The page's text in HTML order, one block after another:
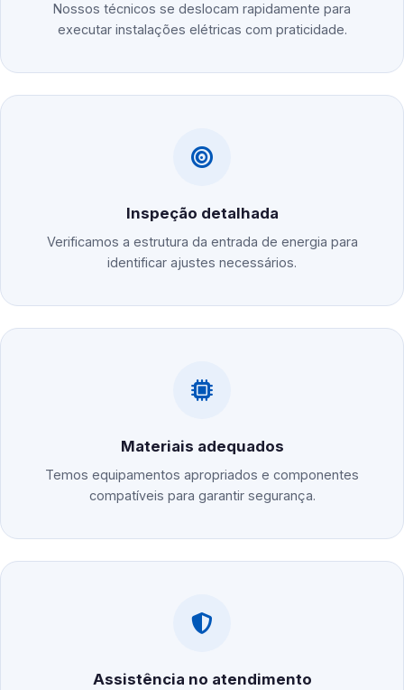
Nossos técnicos se deslocam rapidamente para
executar instalações elétricas com praticidade.
Inspeção detalhada
Verificamos a estrutura da entrada de energia para
identificar ajustes necessários.
Materiais adequados
Temos equipamentos apropriados e componentes
compatíveis para garantir segurança.
Assistência no atendimento